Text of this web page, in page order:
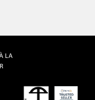
LA